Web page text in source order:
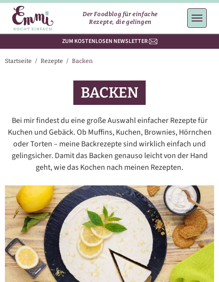
Der Foodblog für einfache
Rezepte, die gelingen
ZUM KOSTENLOSEN NEWSLETTER
Startseite / Rezepte / Backen
BACKEN
Bei mir findest du eine große Auswahl einfacher Rezepte für
Kuchen und Gebäck. Ob Muffins, Kuchen, Brownies, Hörnchen
oder Torten – meine Backrezepte sind wirklich einfach und
gelingsicher. Damit das Backen genauso leicht von der Hand
geht, wie das Kochen nach meinen Rezepten.